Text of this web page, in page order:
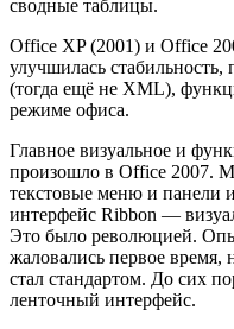
сводные таблицы.
Office XP (2001) и Office
улучшилась
(тогда ещё не XML),
режиме офиса.
Главное визуальное и
произошло в Office 2007.
текстовые меню и панели
интерфейс Ribbon —
Это было революцией.
жаловались первое время,
стал стандартом. До сих
ленточный интерфейс.